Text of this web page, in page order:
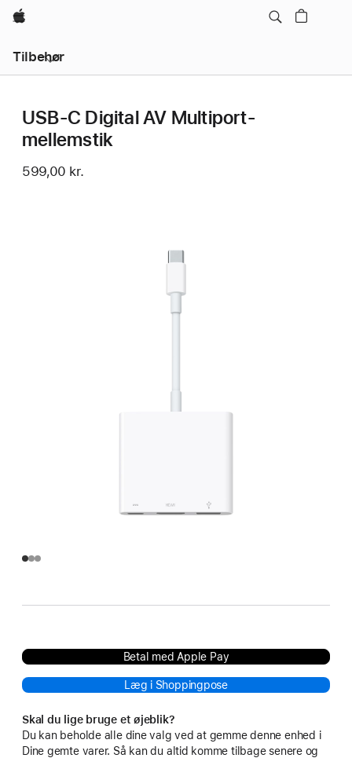
Apple
Tilbehør
navigation
–
menuUSB-C Digital AV Multiport-
mellemstik
599,00 kr.
Betal med Apple Pay
Læg i Shoppingpose
Skal du lige bruge et øjeblik?
Du kan beholde alle dine valg ved at gemme denne enhed i
Dine gemte varer. Så kan du altid komme tilbage senere og